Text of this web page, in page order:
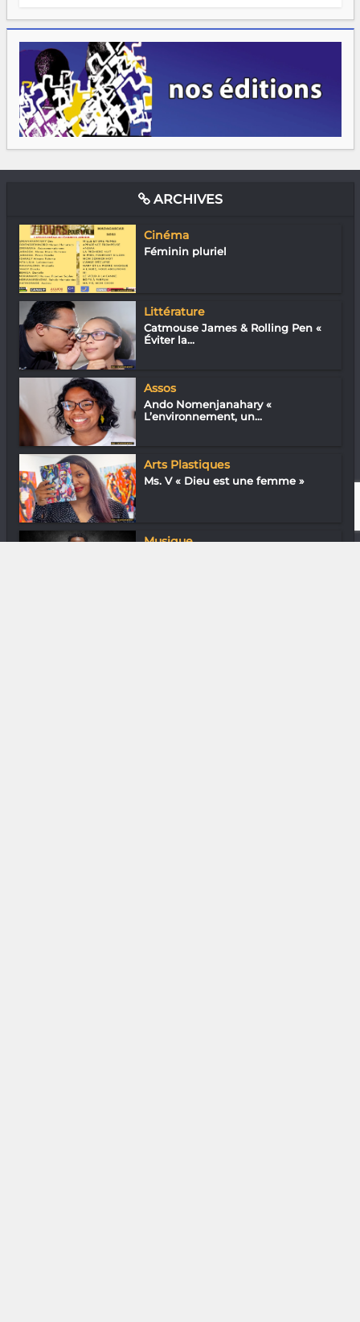
ARCHIVES
Cinéma
Féminin pluriel
Littérature
Catmouse James & Rolling Pen «
Éviter la...
Assos
Ando Nomenjanahary «
L’environnement, un...
Arts Plastiques
Ms. V « Dieu est une femme »
Musique